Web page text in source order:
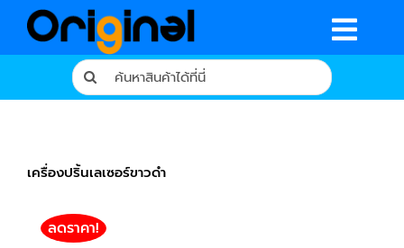
content
หน้าหลัก
Search
for:
เครื่องปริ้นเลเซอร์ขาวดำ
ลดราคา!